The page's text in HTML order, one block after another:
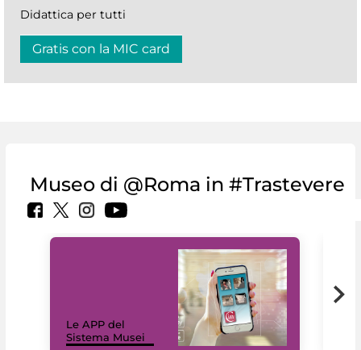
Didattica per tutti
Gratis con la MIC card
Museo di @Roma in #Trastevere
Le APP del
Sistema Musei